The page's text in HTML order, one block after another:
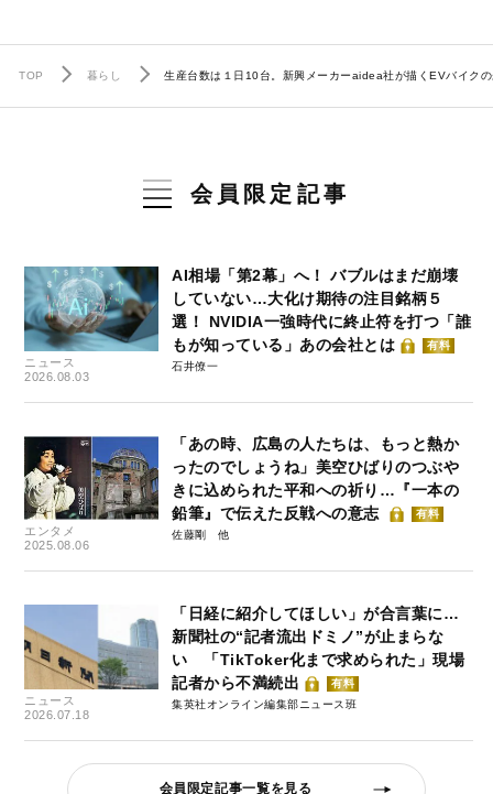
TOP 暮らし 生産台数は１日10台。新興メーカーaidea社が描くEVバイク
会員限定記事
ニュース
2026.08.03
AI相場「第2幕」へ！ バブルはまだ崩壊
していない…大化け期待の注目銘柄５
選！ NVIDIA一強時代に終止符を打つ「誰
もが知っている」あの会社とは
有料
石井僚一
エンタメ
2025.08.06
「あの時、広島の人たちは、もっと熱か
ったのでしょうね」美空ひばりのつぶや
きに込められた平和への祈り…『一本の
鉛筆』で伝えた反戦への意志
有料
佐藤剛
ニュース
2026.07.18
「日経に紹介してほしい」が合言葉に…
新聞社の“記者流出ドミノ”が止まらな
い 「TikToker化まで求められた」現場
記者から不満続出
有料
集英社オンライン編集部ニュース班
会員限定記事一覧を見る